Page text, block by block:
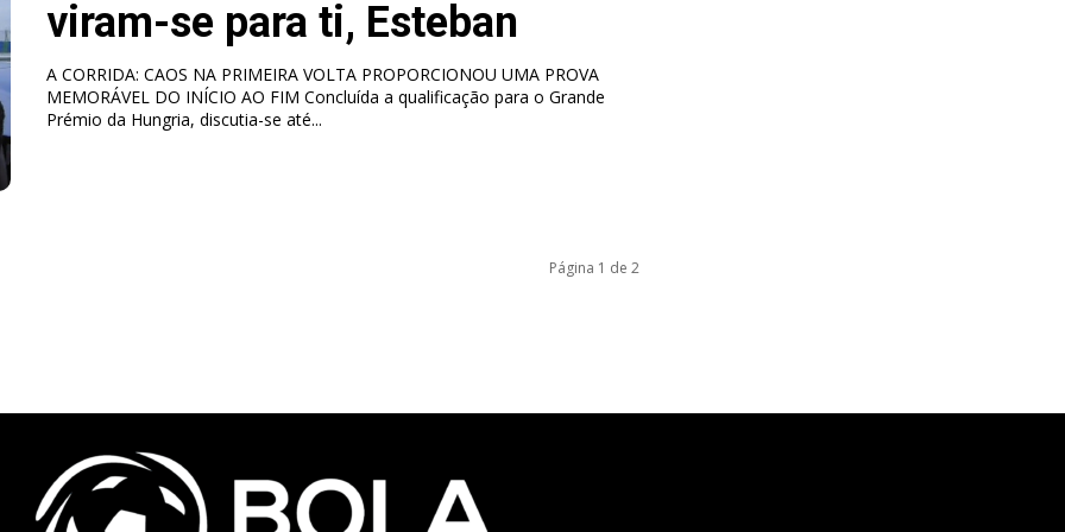
viram-se para ti, Esteban
A CORRIDA: CAOS NA PRIMEIRA VOLTA PROPORCIONOU UMA PROVA
MEMORÁVEL DO INÍCIO AO FIM Concluída a qualificação para o Grande
Prémio da Hungria, discutia-se até...
Página 1 de 2